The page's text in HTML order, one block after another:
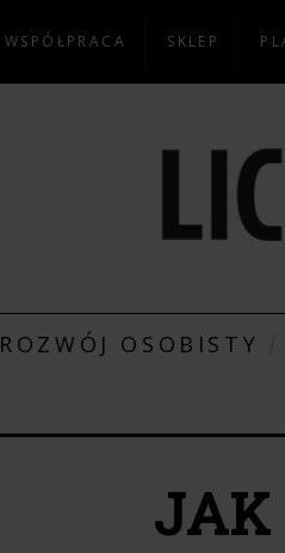
WSPÓŁPRACA SKLEP
ROZWÓJ OSOBISTY
JAK